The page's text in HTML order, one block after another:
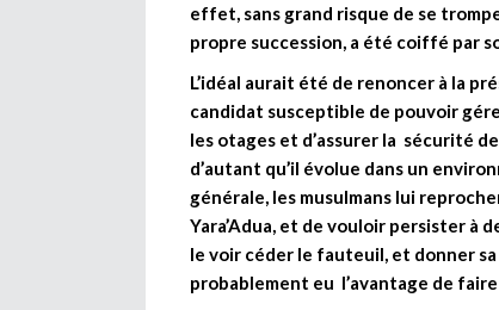
effet, sans grand risque de se
propre succession, a été coiffé par
L’idéal aurait été de renoncer à la
candidat susceptible de pouvoir
les otages et d’assurer la sécurité
d’autant qu’il évolue dans un
générale, les musulmans lui
Yara’Adua, et de vouloir persister à
le voir céder le fauteuil, et donner sa
probablement eu l’avantage de faire